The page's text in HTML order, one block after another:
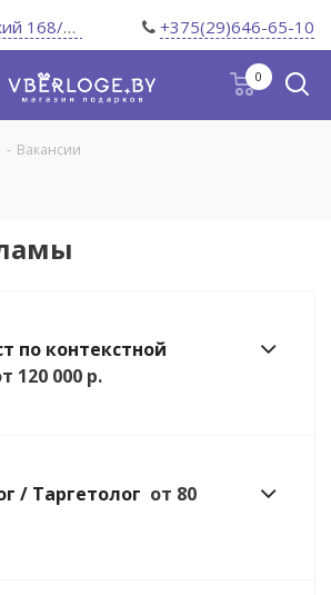
168/11 +375(29)646-65-10
0
- Вакансии
по контекстной
120 000 р.
/ Таргетолог от 80